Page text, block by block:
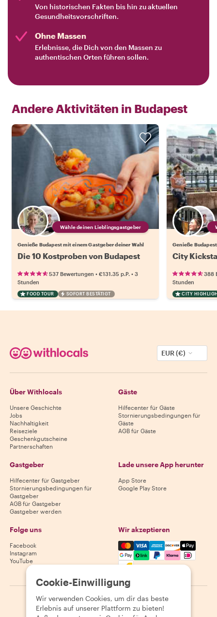
Von historischen Fakten bis hin zu aktuellen
Gesundheitsvorschriften.
Ohne Massen
Erlebnisse, die Dich von den Massen zu
authentischen Orten führen sollen.
Andere Aktivitäten in Budapest
Wähle deinen Lieblingsgastgeber
Genieße Budapest mit einem Gastgeber deiner Wahl
Die 10 Kostproben von Budapest
537 Bewertungen • €131.35 p.P. • 3
Stunden
FOOD TOUR SOFORT BESTÄTIGT
Genieße
City
388
Stunden
CITY
EUR (€)
Über Withlocals
Unsere Geschichte
Jobs
Nachhaltigkeit
Reiseziele
Geschenkgutscheine
Partnerschaften
Gäste
Hilfecenter für Gäste
Stornierungsbedingungen für
Gäste
AGB für Gäste
Gastgeber
Hilfecenter für Gastgeber
Stornierungsbedingungen für
Gastgeber
AGB für Gastgeber
Gastgeber werden
Lade unsere App herunter
App Store
Google Play Store
Folge uns
Facebook
Instagram
YouTube
Wir akzeptieren
Mastercard, Visa, Amex,
2026 Withlocals.com | Datenschutzerklärung | Cookies
Seitenübersicht
Cookie-Einwilligung
Wir verwenden Cookies, um dir das beste
Erlebnis auf unserer Plattform zu bieten!